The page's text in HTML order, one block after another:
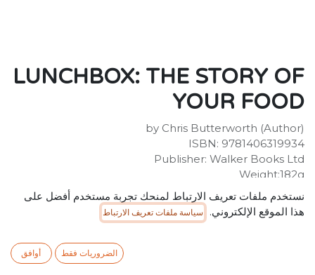
LUNCHBOX: THE STORY OF
YOUR FOOD
by Chris Butterworth (Author)
ISBN: 9781406319934
Publisher: Walker Books Ltd
Weight:182g
Dimensions:257 x 201 x 5 (mm)
Description:
A look at some everyday foods - bread, cheese,
and the processes that bring them from the field, the
cow, the tree ... to your lunchbox!Who made the bread
نستخدم ملفات تعريف الارتباط لمنحك تجربة مستخدم أفضل على
هذا الموقع الإلكتروني.
سياسة ملفات تعريف الارتباط
الضروريات فقط أوافق